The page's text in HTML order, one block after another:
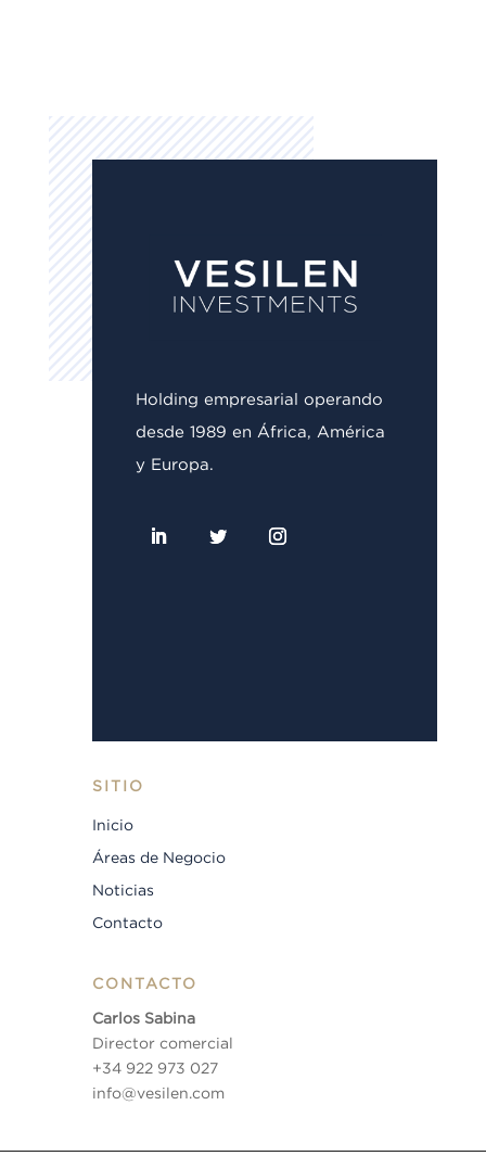
Holding empresarial operando
desde 1989 en África, América
y Europa.
SITIO
Inicio
Áreas de Negocio
Noticias
Contacto
CONTACTO
Carlos Sabina
Director comercial
+34 922 973 027
info@vesilen.com